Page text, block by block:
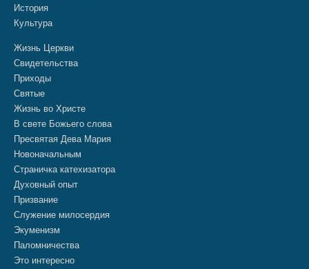
История
Культура
Жизнь Церкви
Свидетельства
Приходы
Святые
Жизнь во Христе
В свете Божьего слова
Пресвятая Дева Мария
Новоначальным
Страничка катехизатора
Духовный опыт
Призвание
Служение милосердия
Экуменизм
Паломничества
Это интересно